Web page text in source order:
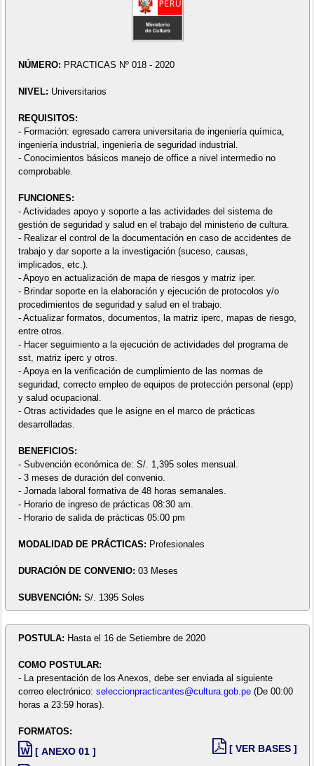
NÚMERO: PRACTICAS Nº 018 - 2020
NIVEL: Universitarios
REQUISITOS:
- Formación: egresado carrera universitaria de ingeniería química,
ingeniería industrial, ingeniería de seguridad industrial.
- Conocimientos básicos manejo de office a nivel intermedio no
comprobable.
FUNCIONES:
- Actividades apoyo y soporte a las actividades del sistema de
gestión de seguridad y salud en el trabajo del ministerio de cultura.
- Realizar el control de la documentación en caso de accidentes de
trabajo y dar soporte a la investigación (suceso, causas,
implicados, etc.).
- Apoyo en actualización de mapa de riesgos y matriz iper.
- Brindar soporte en la elaboración y ejecución de protocolos y/o
procedimientos de seguridad y salud en el trabajo.
- Actualizar formatos, documentos, la matriz iperc, mapas de riesgo,
entre otros.
- Hacer seguimiento a la ejecución de actividades del programa de
sst, matriz iperc y otros.
- Apoya en la verificación de cumplimiento de las normas de
seguridad, correcto empleo de equipos de protección personal (epp)
y salud ocupacional.
- Otras actividades que le asigne en el marco de prácticas
desarrolladas.
BENEFICIOS:
- Subvención económica de: S/. 1,395 soles mensual.
- 3 meses de duración del convenio.
- Jornada laboral formativa de 48 horas semanales.
- Horario de ingreso de prácticas 08:30 am.
- Horario de salida de prácticas 05:00 pm
MODALIDAD DE PRÁCTICAS: Profesionales
DURACIÓN DE CONVENIO: 03 Meses
SUBVENCIÓN: S/. 1395 Soles
POSTULA: Hasta el 16 de Setiembre de 2020
COMO POSTULAR:
- La presentación de los Anexos, debe ser enviada al siguiente
correo electrónico: seleccionpracticantes@cultura.gob.pe(De 00:00
horas a 23:59 horas).
FORMATOS:
[ ANEXO 01 ] [ VER BASES ]